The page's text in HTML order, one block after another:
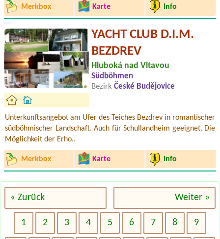
Merkbox Karte Info
YACHT CLUB D.I.M.
BEZDREV
Hluboká nad Vltavou
Südböhmen
Bezirk České Budějovice
Unterkunftsangebot am Ufer des Teiches Bezdrev in romantischer
südböhmischer Landschaft. Auch für Schullandheim geeignet. Die
Möglichkeit der Erho..
Merkbox Karte Info
« Zurück Weiter »
1 2 3 4 5 6 7 8 9